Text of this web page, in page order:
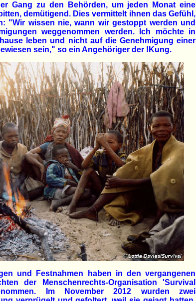
Gang zu den Behörden, um jeden Monat eine
demütigend. Dies vermittelt ihnen das Gefühl,
"Wir wissen nie, wann wir gestoppt werden und
weggenommen werden. Ich möchte in
leben und nicht auf die Genehmigung einer
sein," so ein Angehöriger der !Kung.
und Festnahmen haben in den vergangenen
der Menschenrechts-Organisation 'Survival
Im November 2012 wurden zwei